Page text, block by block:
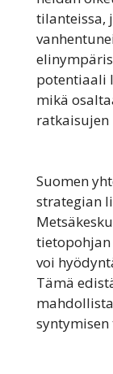
tilanteissa,
potentiaali
mikä
Suomen
strategian
tietopohjan
voi
Tämä